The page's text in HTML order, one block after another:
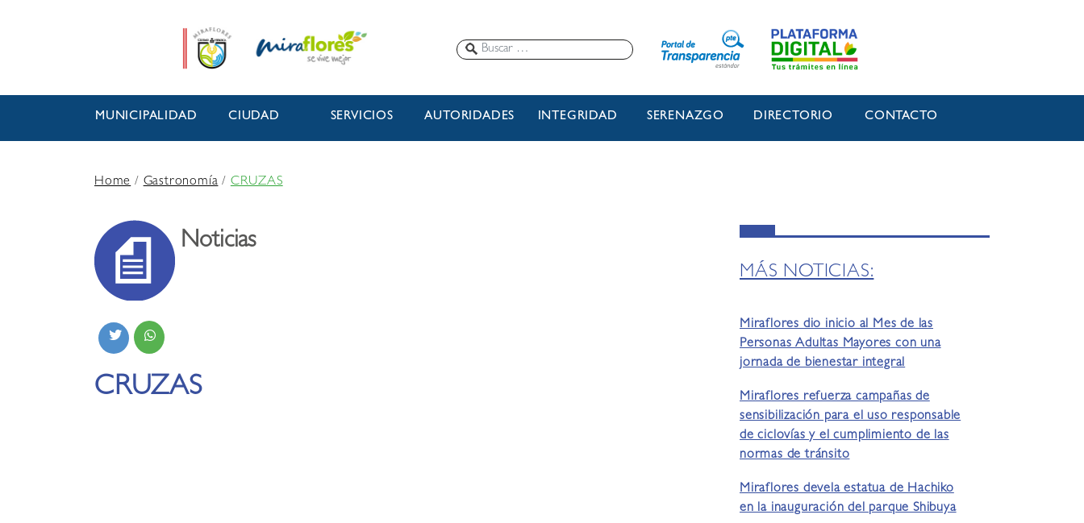
MUNICIPALIDAD CIUDAD SERVICIOS AUTORIDADES INTEGRIDAD SERENAZGO DIRECTORIO CONTACTO
Home/Gastronomía/CRUZAS
Noticias
CRUZAS
MÁS NOTICIAS:
Miraflores dio inicio al Mes de las
Personas Adultas Mayores con una
jornada de bienestar integral
Miraflores refuerza campañas de
sensibilización para el uso responsable
de ciclovías y el cumplimiento de las
normas de tránsito
Miraflores devela estatua de Hachiko
en la inauguración del parque Shibuya